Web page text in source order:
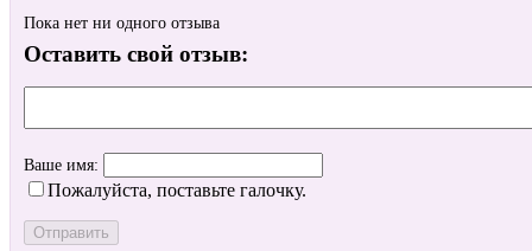
Пока нет ни одного отзыва
Оставить свой отзыв:
Ваше имя:
Пожалуйста, поставьте галочку.